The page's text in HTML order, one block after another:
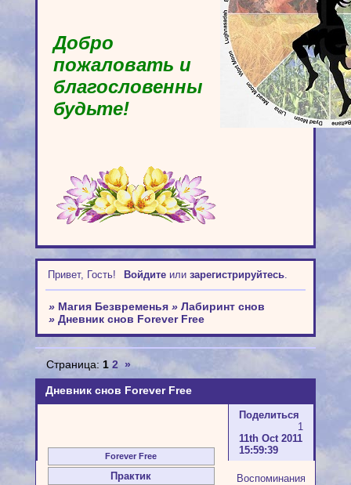
Добро
пожаловать и
благословенны
будьте!
Привет, Гость! Войдитеили зарегистрируйтесь.
» Магия Безвременья » Лабиринт снов
» Дневник снов Forever Free
Дневник снов Forever Free
Страница: 1 2 »
Поделиться
1
11th Oct 2011
15:59:39
Forever Free
Практик
Воспоминания